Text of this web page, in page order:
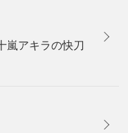
嵐アキラの快刀